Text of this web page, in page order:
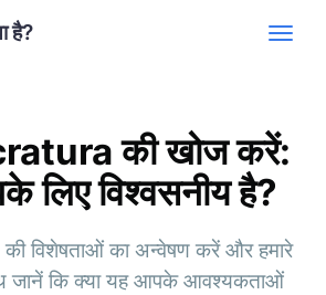
है?
की खोज करें:
लिए विश्वसनीय है?
विशेषताओं का अन्वेषण करें और हमारे
जानें कि क्या यह आपके आवश्यकताओं